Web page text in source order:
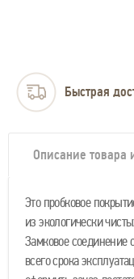
Быстрая
Описание товара
Это пробковое
из экологически
Замковое соединение
всего срока